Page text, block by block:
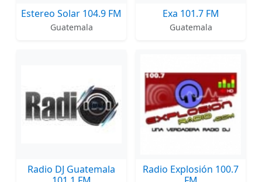
Estereo Solar 104.9 FM
Guatemala
Exa 101.7 FM
Guatemala
Radio DJ Guatemala
Radio Explosión 100.7